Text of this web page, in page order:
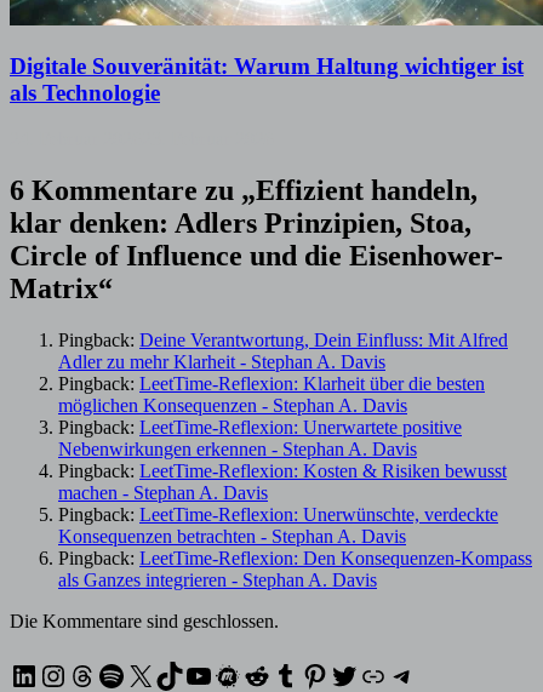
Digitale Souveränität: Warum Haltung wichtiger ist
als Technologie
6 Kommentare zu „Effizient handeln,
klar denken: Adlers Prinzipien, Stoa,
Circle of Influence und die Eisenhower-
Matrix“
Pingback: Deine Verantwortung, Dein Einfluss: Mit Alfred
Adler zu mehr Klarheit - Stephan A. Davis
Pingback: LeetTime-Reflexion: Klarheit über die besten
möglichen Konsequenzen - Stephan A. Davis
Pingback: LeetTime-Reflexion: Unerwartete positive
Nebenwirkungen erkennen - Stephan A. Davis
Pingback: LeetTime-Reflexion: Kosten & Risiken bewusst
machen - Stephan A. Davis
Pingback: LeetTime-Reflexion: Unerwünschte, verdeckte
Konsequenzen betrachten - Stephan A. Davis
Pingback: LeetTime-Reflexion: Den Konsequenzen-Kompass
als Ganzes integrieren - Stephan A. Davis
Die Kommentare sind geschlossen.
LinkedIn
Instagram
Threads
Spotify
X TikTok
YouTube
Meetup
Reddit
Tumblr
Pinterest
Twitter
XINGTelegram